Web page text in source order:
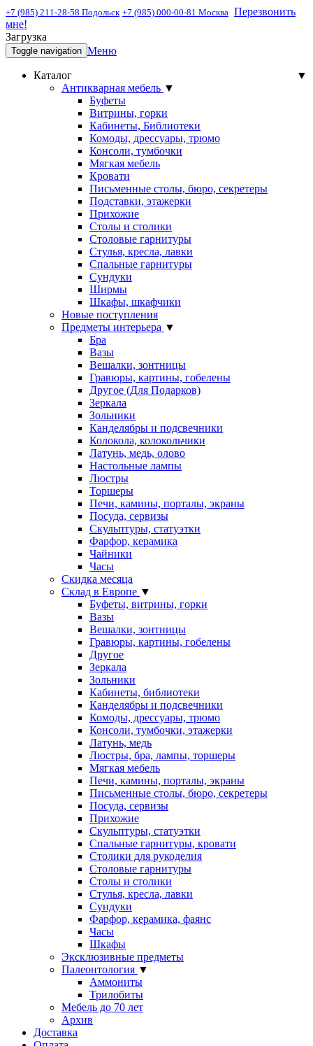
+7 (985) 211-28-58 Подольск +7 (985) 000-00-81 Москва Перезвонить
мне!
Загрузка
Toggle navigation Меню
Каталог
▼
Антикварная мебель ▼
Буфеты
Витрины, горки
Кабинеты, Библиотеки
Комоды, дрессуары, трюмо
Консоли, тумбочки
Мягкая мебель
Кровати
Письменные столы, бюро, секретеры
Подставки, этажерки
Прихожие
Столы и столики
Столовые гарнитуры
Стулья, кресла, лавки
Спальные гарнитуры
Сундуки
Ширмы
Шкафы, шкафчики
Новые поступления
Предметы интерьера ▼
Бра
Вазы
Вешалки, зонтницы
Гравюры, картины, гобелены
Другое (Для Подарков)
Зеркала
Зольники
Канделябры и подсвечники
Колокола, колокольчики
Латунь, медь, олово
Настольные лампы
Люстры
Торшеры
Печи, камины, порталы, экраны
Посуда, сервизы
Скульптуры, статуэтки
Фарфор, керамика
Чайники
Часы
Скидка месяца
Склад в Европе ▼
Буфеты, витрины, горки
Вазы
Вешалки, зонтницы
Гравюры, картины, гобелены
Другое
Зеркала
Зольники
Кабинеты, библиотеки
Канделябры и подсвечники
Комоды, дрессуары, трюмо
Консоли, тумбочки, этажерки
Латунь, медь
Люстры, бра, лампы, торшеры
Мягкая мебель
Печи, камины, порталы, экраны
Письменные столы, бюро, секретеры
Посуда, сервизы
Прихожие
Скульптуры, статуэтки
Спальные гарнитуры, кровати
Столики для рукоделия
Столовые гарнитуры
Столы и столики
Стулья, кресла, лавки
Сундуки
Фарфор, керамика, фаянс
Часы
Шкафы
Эксклюзивные предметы
Палеонтология ▼
Аммониты
Трилобиты
Мебель до 70 лет
Архив
Доставка